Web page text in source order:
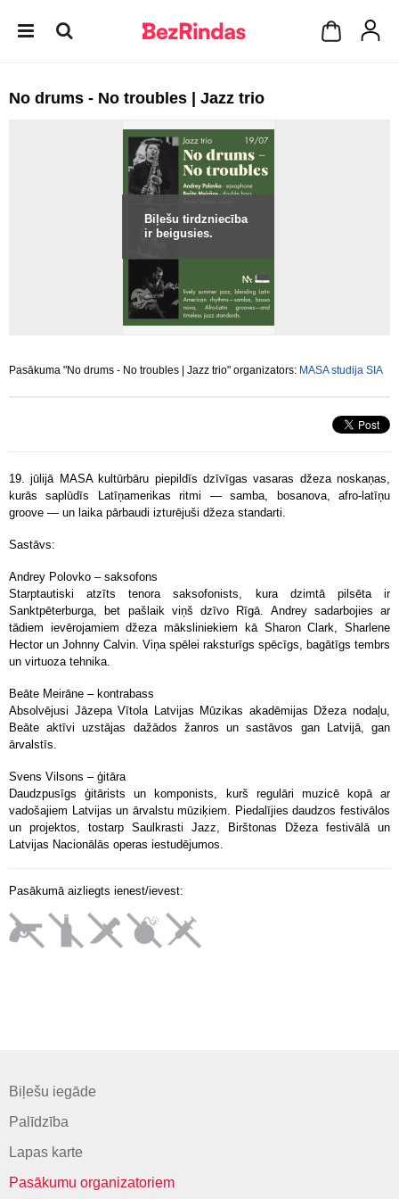
No drums - No troubles | Jazz trio
Biļešu tirdzniecība
ir beigusies.
Pasākuma "No drums - No troubles | Jazz trio" organizators: MASA studija SIA
19. jūlijā MASA kultūrbāru piepildīs dzīvīgas vasaras džeza noskaņas,
kurās saplūdīs Latīņamerikas ritmi — samba, bosanova, afro-latīņu
groove — un laika pārbaudi izturējuši džeza standarti.
Sastāvs:
Andrey Polovko – saksofons
Starptautiski atzīts tenora saksofonists, kura dzimtā pilsēta ir
Sanktpēterburga, bet pašlaik viņš dzīvo Rīgā. Andrey sadarbojies ar
tādiem ievērojamiem džeza māksliniekiem kā Sharon Clark, Sharlene
Hector un Johnny Calvin. Viņa spēlei raksturīgs spēcīgs, bagātīgs tembrs
un virtuoza tehnika.
Beāte Meirāne – kontrabass
Absolvējusi Jāzepa Vītola Latvijas Mūzikas akadēmijas Džeza nodaļu,
Beāte aktīvi uzstājas dažādos žanros un sastāvos gan Latvijā, gan
ārvalstīs.
Svens Vilsons – ģitāra
Daudzpusīgs ģitārists un komponists, kurš regulāri muzicē kopā ar
vadošajiem Latvijas un ārvalstu mūziķiem. Piedalījies daudzos festivālos
un projektos, tostarp Saulkrasti Jazz, Birštonas Džeza festivālā un
Latvijas Nacionālās operas iestudējumos.
Pasākumā aizliegts ienest/ievest:
Biļešu iegāde
Palīdzība
Lapas karte
Pasākumu organizatoriem